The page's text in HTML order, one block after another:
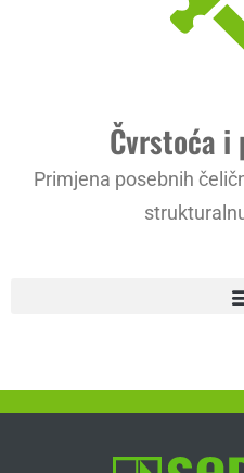
Čvrstoća i
Primjena posebnih